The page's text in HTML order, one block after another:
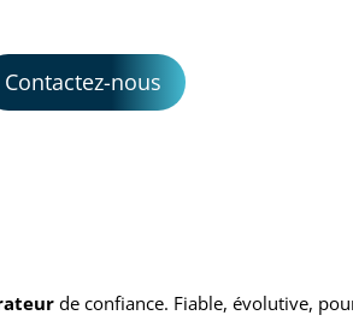
Contactez-nous
de confiance. Fiable, évolutive,